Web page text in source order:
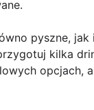
pyszne, jak
kilka
opcjach,